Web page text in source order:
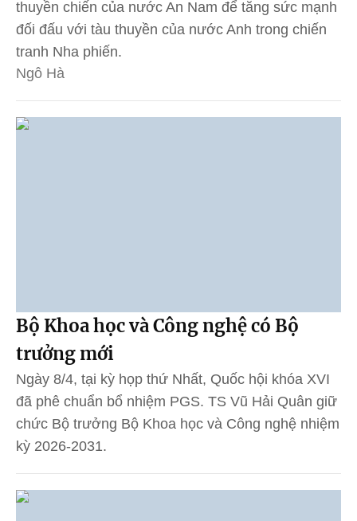
thuyền chiến của nước An Nam để tăng sức mạnh
đối đấu với tàu thuyền của nước Anh trong chiến
tranh Nha phiến.
Ngô Hà
Bộ Khoa học và Công nghệ có Bộ
trưởng mới
Ngày 8/4, tại kỳ họp thứ Nhất, Quốc hội khóa XVI
đã phê chuẩn bổ nhiệm PGS. TS Vũ Hải Quân giữ
chức Bộ trưởng Bộ Khoa học và Công nghệ nhiệm
kỳ 2026-2031.